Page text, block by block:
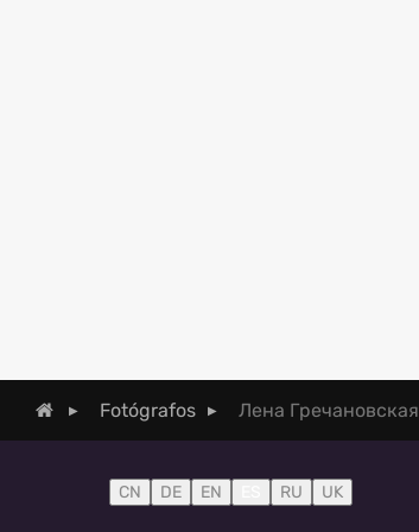
Fotógrafos Лена Гречановская
CN DE EN RU UK